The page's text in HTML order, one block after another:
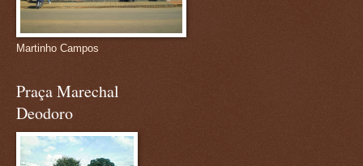
Martinho Campos
Praça Marechal
Deodoro